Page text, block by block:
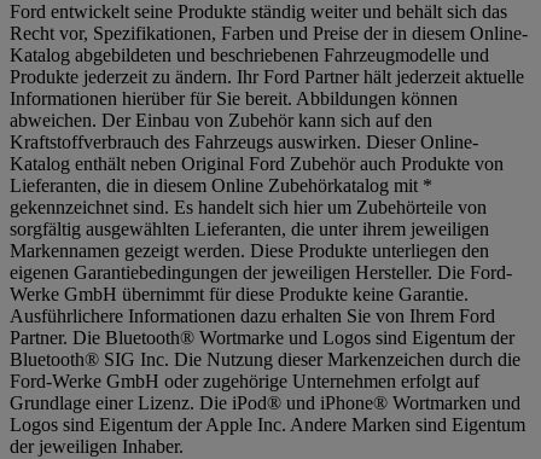
Ford entwickelt seine Produkte ständig weiter und behält sich das
Recht vor, Spezifikationen, Farben und Preise der in diesem Online-
Katalog abgebildeten und beschriebenen Fahrzeugmodelle und
Produkte jederzeit zu ändern. Ihr Ford Partner hält jederzeit aktuelle
Informationen hierüber für Sie bereit. Abbildungen können
abweichen. Der Einbau von Zubehör kann sich auf den
Kraftstoffverbrauch des Fahrzeugs auswirken. Dieser Online-
Katalog enthält neben Original Ford Zubehör auch Produkte von
Lieferanten, die in diesem Online Zubehörkatalog mit *
gekennzeichnet sind. Es handelt sich hier um Zubehörteile von
sorgfältig ausgewählten Lieferanten, die unter ihrem jeweiligen
Markennamen gezeigt werden. Diese Produkte unterliegen den
eigenen Garantiebedingungen der jeweiligen Hersteller. Die Ford-
Werke GmbH übernimmt für diese Produkte keine Garantie.
Ausführlichere Informationen dazu erhalten Sie von Ihrem Ford
Partner. Die Bluetooth® Wortmarke und Logos sind Eigentum der
Bluetooth® SIG Inc. Die Nutzung dieser Markenzeichen durch die
Ford-Werke GmbH oder zugehörige Unternehmen erfolgt auf
Grundlage einer Lizenz. Die iPod® und iPhone® Wortmarken und
Logos sind Eigentum der Apple Inc. Andere Marken sind Eigentum
der jeweiligen Inhaber.